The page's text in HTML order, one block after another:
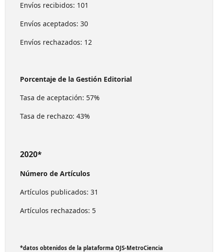
Envíos recibidos: 101
Envíos aceptados: 30
Envíos rechazados: 12
Porcentaje de la Gestión Editorial
Tasa de aceptación: 57%
Tasa de rechazo: 43%
2020*
Número de Artículos
Artículos publicados: 31
Artículos rechazados: 5
*datos obtenidos de la plataforma OJS-MetroCiencia